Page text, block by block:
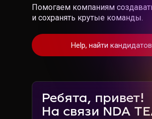
Help, найти кандидатов
Помогаем компаниям
и сохранять крутые команды.
Ребята, привет!
На связи NDA